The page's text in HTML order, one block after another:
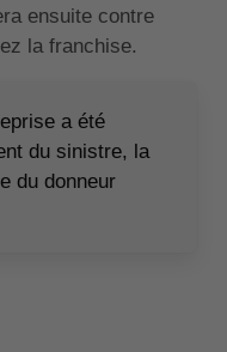
ensuite contre
la franchise.
a été
du sinistre, la
du donneur